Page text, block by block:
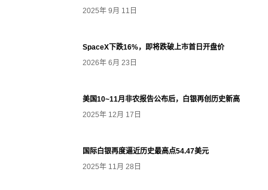
2025年 9月 11日
SpaceX下跌16%，即将跌破上市首日开盘价
2026年 6月 23日
美国10~11月非农报告公布后，白银再创历史新高
2025年 12月 17日
国际白银再度逼近历史最高点54.47美元
2025年 11月 28日